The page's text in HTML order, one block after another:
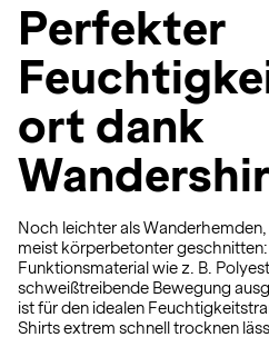
Perfekter
ort dank
Noch leichter als
meist körperbetonter
Funktionsmaterial wie z. B.
schweißtreibende Bewegung
ist für den idealen
Shirts extrem schnell trocknen